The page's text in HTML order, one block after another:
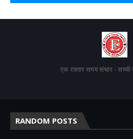
एक रफ़्तार समय संचार -
RANDOM POSTS